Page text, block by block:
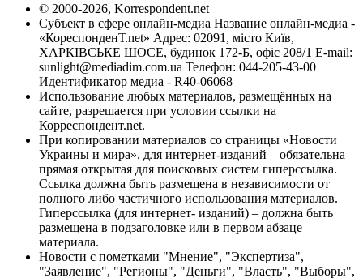
© 2000-2026, Korrespondent.net
Субъект в сфере онлайн-медиа Название онлайн-медиа -
«КореспонденТ.net» Адрес: 02091, місто Київ,
ХАРКІВСЬКЕ ШОСЕ, будинок 172-Б, офіс 208/1 E-mail:
sunlight@mediadim.com.ua Телефон: 044-205-43-00
Идентификатор медиа - R40-06068
Использование любых материалов, размещённых на
сайте, разрешается при условии ссылки на
Корреспондент.net.
При копировании материалов со страницы «Новости
Украины и мира», для интернет-изданий – обязательна
прямая открытая для поисковых систем гиперссылка.
Ссылка должна быть размещена в независимости от
полного либо частичного использования материалов.
Гиперссылка (для интернет- изданий) – должна быть
размещена в подзаголовке или в первом абзаце
материала.
Новости с пометками "Мнение", "Экспертиза",
"Заявление", "Регионы", "Деньги", "Власть", "Выборы",